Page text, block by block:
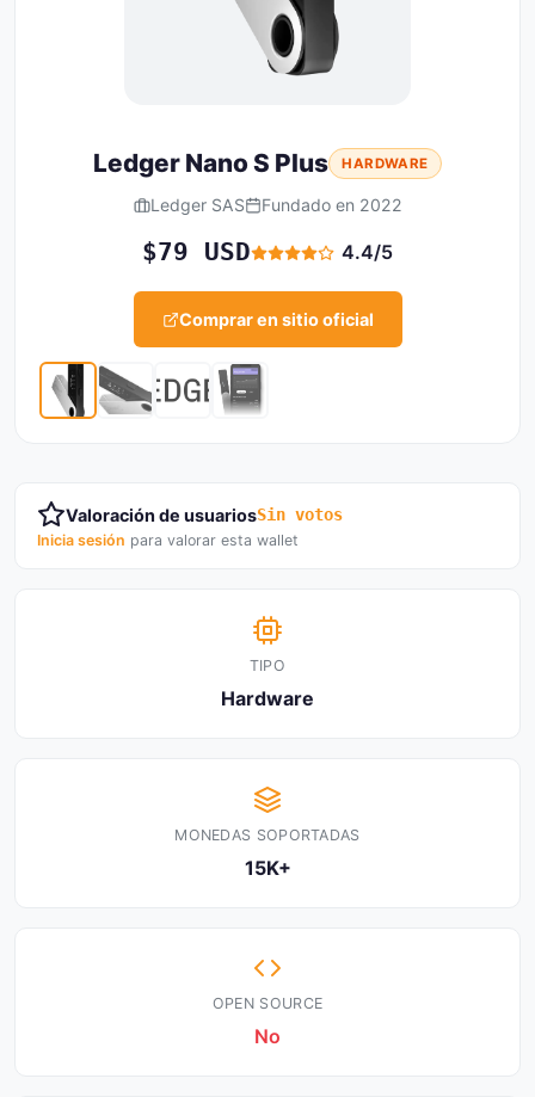
Ledger Nano S Plus HARDWARE
Ledger SAS Fundado en 2022
$79 USD 4.4/5
Comprar en sitio oficial
Valoración de usuariosSin votos
Inicia sesión para valorar esta wallet
TIPO
Hardware
MONEDAS SOPORTADAS
15K+
OPEN SOURCE
No